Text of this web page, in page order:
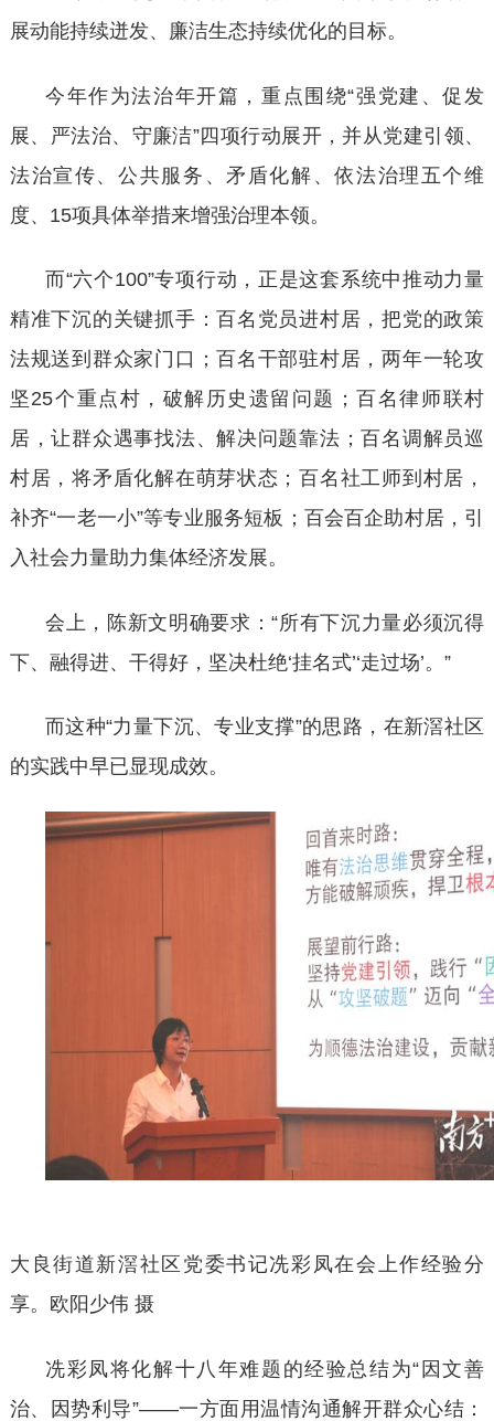
展动能持续迸发、廉洁生态持续优化的目标。
今年作为法治年开篇，重点围绕“强党建、促发
展、严法治、守廉洁”四项行动展开，并从党建引领、
法治宣传、公共服务、矛盾化解、依法治理五个维
度、15项具体举措来增强治理本领。
而“六个100”专项行动，正是这套系统中推动力量
精准下沉的关键抓手：百名党员进村居，把党的政策
法规送到群众家门口；百名干部驻村居，两年一轮攻
坚25个重点村，破解历史遗留问题；百名律师联村
居，让群众遇事找法、解决问题靠法；百名调解员巡
村居，将矛盾化解在萌芽状态；百名社工师到村居，
补齐“一老一小”等专业服务短板；百会百企助村居，引
入社会力量助力集体经济发展。
会上，陈新文明确要求：“所有下沉力量必须沉得
下、融得进、干得好，坚决杜绝‘挂名式’‘走过场’。”
而这种“力量下沉、专业支撑”的思路，在新滘社区
的实践中早已显现成效。
大良街道新滘社区党委书记冼彩凤在会上作经验分
享。欧阳少伟 摄
冼彩凤将化解十八年难题的经验总结为“因文善
治、因势利导”——一方面用温情沟通解开群众心结：